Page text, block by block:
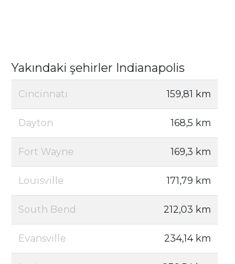
Yakındaki şehirler Indianapolis
Cincinnati 159,81 km
Dayton 168,5 km
Fort Wayne 169,3 km
Louisville 171,79 km
South Bend 212,03 km
Evansville 234,14 km